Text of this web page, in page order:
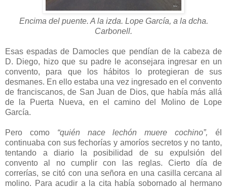
Encima del puente. A la izda. Lope García, a la dcha.
Carbonell.
Esas espadas de Damocles que pendían de la cabeza de
D. Diego, hizo que su padre le aconsejara ingresar en un
convento, para que los hábitos lo protegieran de sus
desmanes. En ello estaba una vez ingresado en el convento
de franciscanos, de San Juan de Dios, que había más allá
de la Puerta Nueva, en el camino del Molino de Lope
García.
Pero como “quién nace lechón muere cochino”, él
continuaba con sus fechorías y amoríos secretos y no tanto,
tentando a diario la posibilidad de su expulsión del
convento al no cumplir con las reglas.Cierto día de
correrías, se citó con una señora en una casilla cercana al
molino. Para acudir a la cita había sobornado al hermano